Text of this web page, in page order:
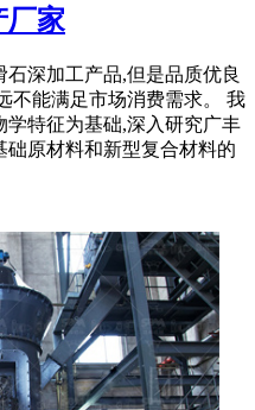
厂家
深加工产品,但是品质优良
不能满足市场消费需求。 我
特征为基础,深入研究广丰
原材料和新型复合材料的